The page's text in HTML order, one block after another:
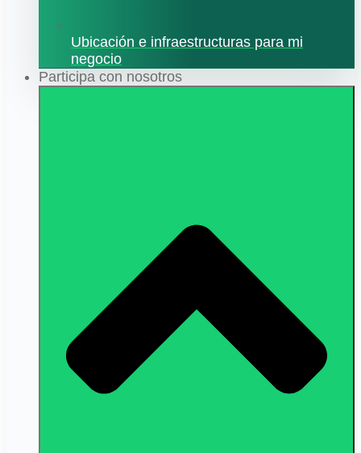
Ubicación e infraestructuras para mi
negocio
Participa con nosotros